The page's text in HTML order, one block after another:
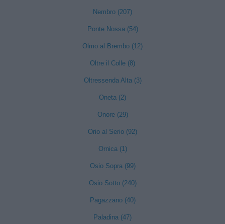
Nembro (207)
Ponte Nossa (54)
Olmo al Brembo (12)
Oltre il Colle (8)
Oltressenda Alta (3)
Oneta (2)
Onore (29)
Orio al Serio (92)
Ornica (1)
Osio Sopra (99)
Osio Sotto (240)
Pagazzano (40)
Paladina (47)